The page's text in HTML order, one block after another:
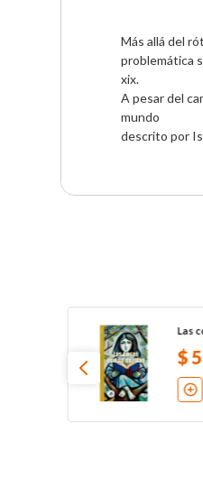
Más allá del
problemática
xix.
A pesar del
mundo
descrito por
Las
$